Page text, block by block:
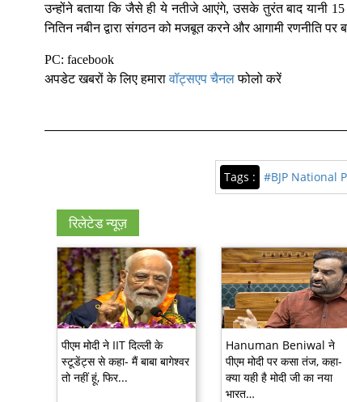
उन्होंने बताया कि जैसे ही ये नतीजे आएंगे, उसके तुरंत बाद यानी
नितिन नबीन द्वारा संगठन को मजबूत करने और आगामी रणनीति पर
PC: facebook
अपडेट खबरों के लिए हमारावॉट्सएप चैनल फोलो करें
Tags : #BJP National
रिलेटेड न्यूज़
पीएम मोदी ने IIT दिल्ली के
स्टूडेंट्स से कहा- मैं बाबा बागेश्वर
तो नहीं हूं, फिर...
Hanuman Beniwal ने
पीएम मोदी पर कसा तंज, कहा-
क्या यही है मोदी जी का नया
भारत…